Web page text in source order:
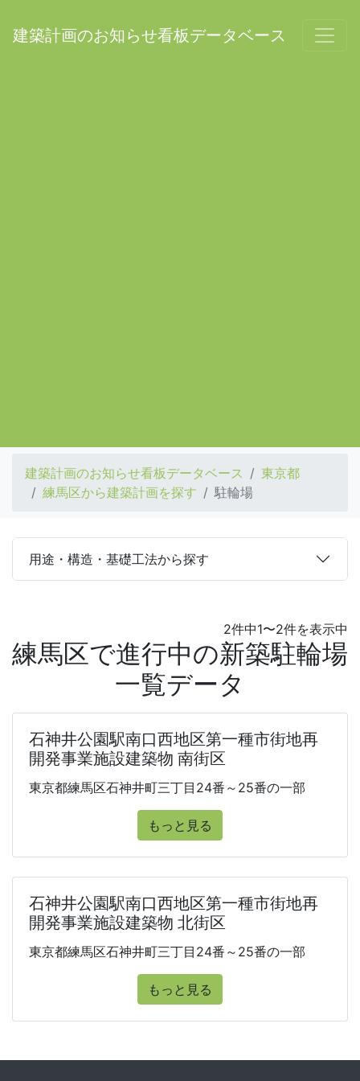
建築計画のお知らせ看板データベース
建築計画のお知らせ看板データベース
東京都
練馬区から建築計画を探す
駐輪場
用途・構造・基礎工法から探す
2件中1〜2件を表示中
練馬区で進行中の新築駐輪場
一覧データ
石神井公園駅南口西地区第一種市街地再
開発事業施設建築物 南街区
東京都練馬区石神井町三丁目24番～25番の一部
もっと見る
石神井公園駅南口西地区第一種市街地再
開発事業施設建築物 北街区
東京都練馬区石神井町三丁目24番～25番の一部
もっと見る